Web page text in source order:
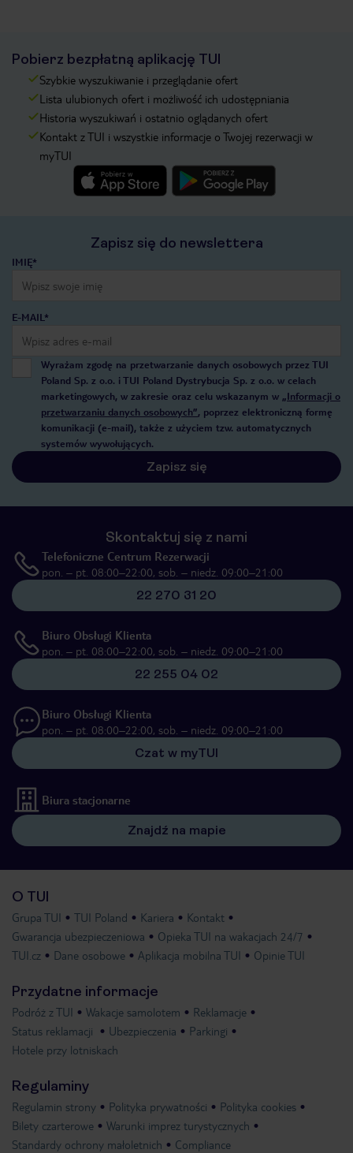
Pobierz bezpłatną aplikację TUI
Szybkie wyszukiwanie i przeglądanie ofert
Lista ulubionych ofert i możliwość ich udostępniania
Historia wyszukiwań i ostatnio oglądanych ofert
Kontakt z TUI i wszystkie informacje o Twojej rezerwacji w
myTUI
Zapisz się do newslettera
IMIĘ*
E-MAIL*
Wyrażam zgodę na przetwarzanie danych osobowych przez TUI
Poland Sp. z o.o. i TUI Poland Dystrybucja Sp. z o.o. w celach
marketingowych, w zakresie oraz celu wskazanym w „Informacji o
przetwarzaniu danych osobowych”, poprzez elektroniczną formę
komunikacji (e-mail), także z użyciem tzw. automatycznych
systemów wywołujących.
Zapisz się
Skontaktuj się z nami
Telefoniczne Centrum Rezerwacji
pon. – pt. 08:00–22:00, sob. – niedz. 09:00–21:00
22 270 31 20
Biuro Obsługi Klienta
pon. – pt. 08:00–22:00, sob. – niedz. 09:00–21:00
22 255 04 02
Biuro Obsługi Klienta
pon. – pt. 08:00–22:00, sob. – niedz. 09:00–21:00
Czat w myTUI
Biura stacjonarne
Znajdź na mapie
O TUI
Grupa TUI TUI Poland Kariera
Kontakt
Gwarancja ubezpieczeniowa
Opieka TUI na wakacjach 24/7
TUI.cz
Dane osobowe Aplikacja mobilna TUI Opinie TUI
Przydatne informacje
Podróż z TUI Wakacje samolotem
Reklamacje
Status reklamacji
Ubezpieczenia
Parkingi
Hotele przy lotniskach
Regulaminy
Regulamin strony Polityka prywatności
Polityka cookies
Bilety czarterowe
Warunki imprez turystycznych
Standardy ochrony małoletnich
Compliance